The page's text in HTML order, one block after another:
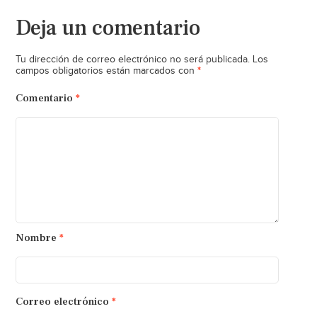
Deja un comentario
Tu dirección de correo electrónico no será publicada. Los
campos obligatorios están marcados con *
Comentario *
Nombre *
Correo electrónico *